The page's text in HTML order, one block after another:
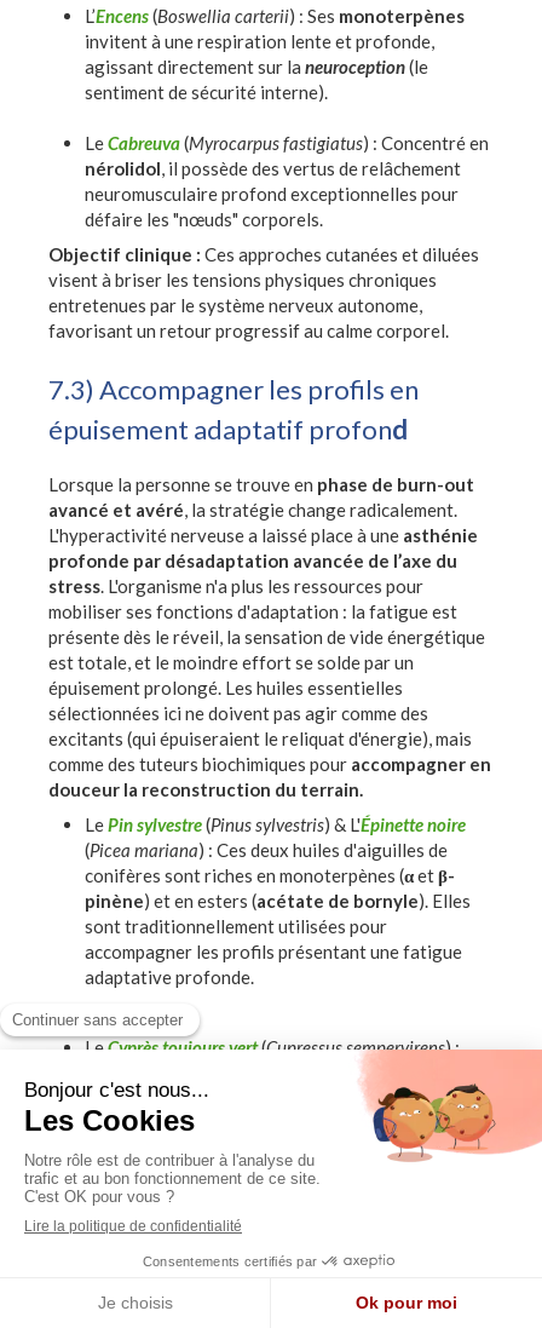
L’Encens(Boswellia carterii) : Ses monoterpènes
invitent à une respiration lente et profonde,
agissant directement sur la neuroception(le
sentiment de sécurité interne).
LeCabreuva(Myrocarpus fastigiatus) : Concentré en
nérolidol , il possède des vertus de relâchement
neuromusculaire profond exceptionnelles pour
défaire les "nœuds" corporels.
Objectif clinique : Ces approches cutanées et diluées
visent à briser les tensions physiques chroniques
entretenues par le système nerveux autonome,
favorisant un retour progressif au calme corporel.
7.3) Accompagner les profils en
épuisement adaptatif profond
Lorsque la personne se trouve en phase de burn-out
avancé et avéré , la stratégie change radicalement.
L'hyperactivité nerveuse a laissé place à une asthénie
profonde par désadaptation avancée de l’axe du
stress . L'organisme n'a plus les ressources pour
mobiliser ses fonctions d'adaptation : la fatigue est
présente dès le réveil, la sensation de vide énergétique
est totale, et le moindre effort se solde par un
épuisement prolongé. Les huiles essentielles
sélectionnées ici ne doivent pas agir comme des
excitants (qui épuiseraient le reliquat d'énergie), mais
comme des tuteurs biochimiques pour accompagner en
douceur la reconstruction du terrain.
LePin sylvestre(Pinus sylvestris) & L'Épinette noire
(Picea mariana) : Ces deux huiles d'aiguilles de
conifères sont riches en monoterpènes (αetβ-
pinène) et en esters (acétate de bornyle). Elles
sont traditionnellement utilisées pour
accompagner les profils présentant une fatigue
adaptative profonde.
LeCyprès toujours vert(Cupressus sempervirens) :
monoterpènes
un tonique vasculaire et neurovégétatif
LeThym saturéoïde (Thymus satureioides) : Riche en
bornéol(un monoterpénol), il possède des vertus
toniques nerveuses et immunomodulatrices de
essentielles à phénols (comme le thym à thymol).